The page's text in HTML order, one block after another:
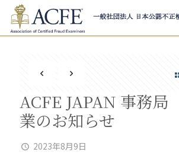
ACFE JAPAN 事務
業のお知らせ
2023年8月9日